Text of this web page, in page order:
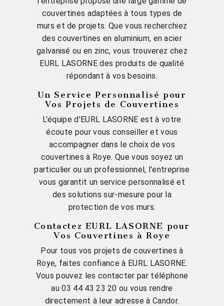
couvertines adaptées à tous types de
murs et de projets. Que vous recherchiez
des couvertines en aluminium, en acier
galvanisé ou en zinc, vous trouverez chez
EURL LASORNE des produits de qualité
répondant à vos besoins.
Un Service Personnalisé pour
Vos Projets de Couvertines
L'équipe d'EURL LASORNE est à votre
écoute pour vous conseiller et vous
accompagner dans le choix de vos
couvertines à Roye. Que vous soyez un
particulier ou un professionnel, l'entreprise
vous garantit un service personnalisé et
des solutions sur-mesure pour la
protection de vos murs.
Contactez EURL LASORNE pour
Vos Couvertines à Roye
Pour tous vos projets de couvertines à
Roye, faites confiance à EURL LASORNE.
Vous pouvez les contacter par téléphone
au 03 44 43 23 20 ou vous rendre
directement à leur adresse à Candor.